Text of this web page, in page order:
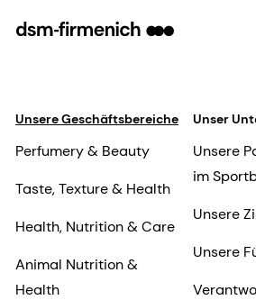
Unsere Geschäftsbereiche
Perfumery & Beauty
Taste, Texture & Health
Health, Nutrition & Care
Animal Nutrition &
Health
Unser
Unsere
im
Unsere
Unsere